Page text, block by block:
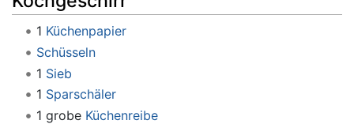
1 Küchenpapier
Schüsseln
1 Sieb
1 Sparschäler
1 grobe Küchenreibe